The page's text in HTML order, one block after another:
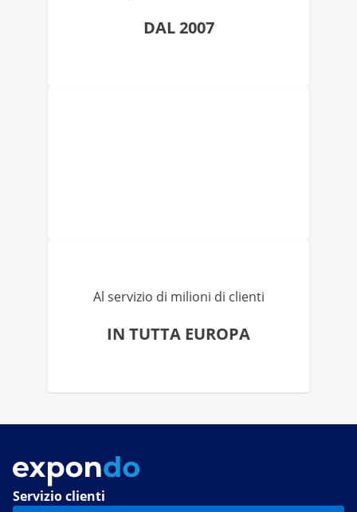
DAL 2007
Al servizio di milioni di clienti
IN TUTTA EUROPA
Servizio clienti